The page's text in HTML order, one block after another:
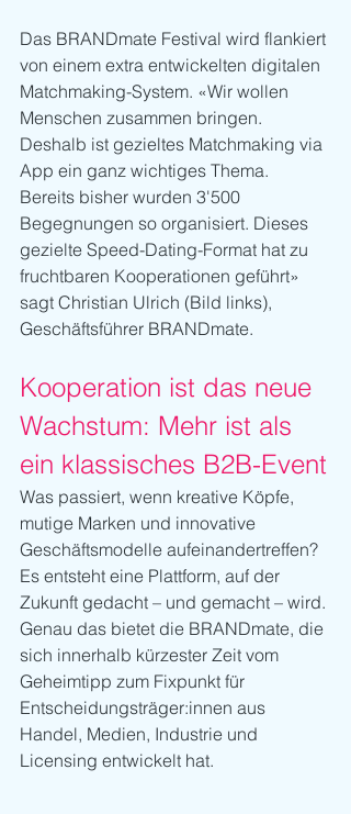
Das BRANDmate Festival wird flankiert
von einem extra entwickelten digitalen
Matchmaking-System. «Wir wollen
Menschen zusammen bringen.
Deshalb ist gezieltes Matchmaking via
App ein ganz wichtiges Thema.
Bereits bisher wurden 3'500
Begegnungen so organisiert. Dieses
gezielte Speed-Dating-Format hat zu
fruchtbaren Kooperationen geführt»
sagt Christian Ulrich (Bild links),
Geschäftsführer BRANDmate.
Kooperation ist das neue
Wachstum: Mehr ist als
ein klassisches B2B-Event
Was passiert, wenn kreative Köpfe,
mutige Marken und innovative
Geschäftsmodelle aufeinandertreffen?
Es entsteht eine Plattform, auf der
Zukunft gedacht – und gemacht – wird.
Genau das bietet die BRANDmate, die
sich innerhalb kürzester Zeit vom
Geheimtipp zum Fixpunkt für
Entscheidungsträger:innen aus
Handel, Medien, Industrie und
Licensing entwickelt hat.